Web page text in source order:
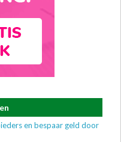
en bespaar geld door